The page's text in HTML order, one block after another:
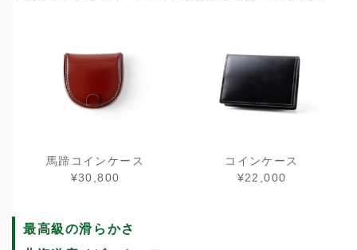
馬蹄コインケース
¥30,800
コインケース
¥22,000
最高級の滑らかさ